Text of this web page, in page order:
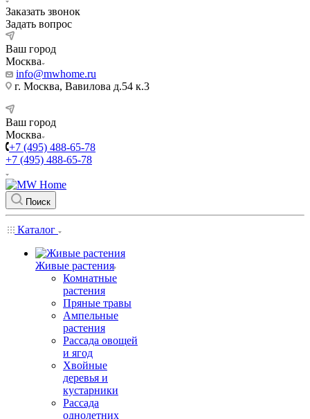
Заказать звонок
Задать вопрос
Ваш город
Москва
info@mwhome.ru
г. Москва, Вавилова д.54 к.3
Ваш город
Москва
+7 (495) 488-65-78
+7 (495) 488-65-78
Поиск
Каталог
Живые растения
Комнатные
растения
Пряные травы
Ампельные
растения
Рассада овощей
и ягод
Хвойные
деревья и
кустарники
Рассада
однолетних